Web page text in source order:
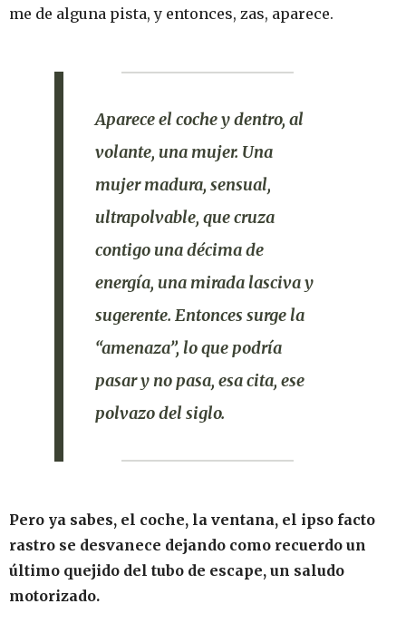
me de alguna pista, y entonces, zas, aparece.
Aparece el coche y dentro, al
volante, una mujer. Una
mujer madura, sensual,
ultrapolvable, que cruza
contigo una décima de
energía, una mirada lasciva y
sugerente. Entonces surge la
“amenaza”, lo que podría
pasar y no pasa, esa cita, ese
polvazo del siglo.
Pero ya sabes, el coche, la ventana, el ipso facto
rastro se desvanece dejando como recuerdo un
último quejido del tubo de escape, un saludo
motorizado.